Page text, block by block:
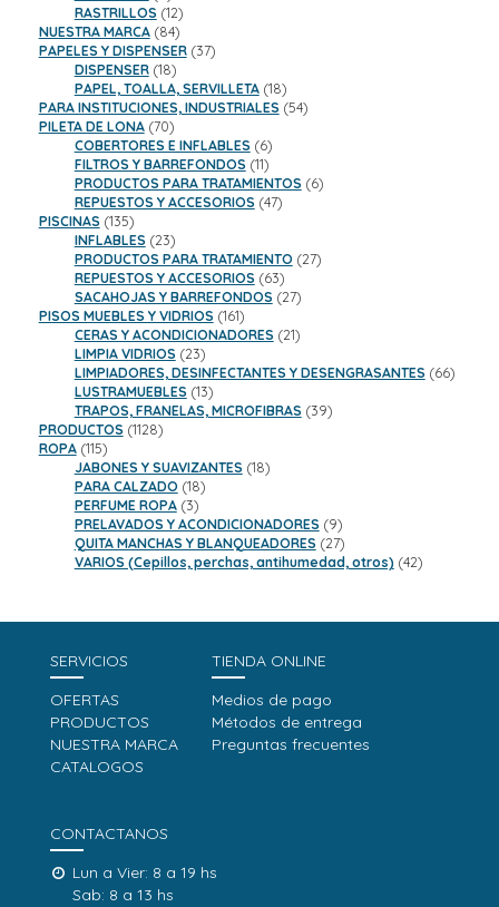
productos
RASTRILLOS 1212
productos
NUESTRA MARCA 8484
productos
PAPELES Y DISPENSER 3737
DISPENSER 1818
productos
PAPEL, TOALLA, SERVILLETA 1818
productos
PARA INSTITUCIONES, INDUSTRIALES 5454
PILETA DE LONA 7070
productos
COBERTORES E INFLABLES 66
productos
FILTROS Y BARREFONDOS 1111
productos
PRODUCTOS PARA TRATAMIENTOS 66
REPUESTOS Y ACCESORIOS 4747
PISCINAS 135135
productos
INFLABLES 2323
productos
PRODUCTOS PARA TRATAMIENTO 2727
REPUESTOS Y ACCESORIOS 6363
productos
SACAHOJAS Y BARREFONDOS 2727
PISOS MUEBLES Y VIDRIOS 161161
productos
CERAS Y ACONDICIONADORES 2121
LIMPIA VIDRIOS 2323
productos
LIMPIADORES, DESINFECTANTES Y DESENGRASANTES 6666
LUSTRAMUEBLES 1313
productos
TRAPOS, FRANELAS, MICROFIBRAS 3939
PRODUCTOS 11281128
ROPA 115115
productos
JABONES Y SUAVIZANTES 1818
PARA CALZADO 1818
PERFUME ROPA 33
productos
PRELAVADOS Y ACONDICIONADORES 99
productos
QUITA MANCHAS Y BLANQUEADORES 2727
productos
VARIOS (Cepillos, perchas, antihumedad, otros) 4242
SERVICIOS
OFERTAS
PRODUCTOS
NUESTRA MARCA
CATALOGOS
TIENDA ONLINE
Medios de pago
Métodos de entrega
Preguntas frecuentes
CONTACTANOS
Lun a Vier: 8 a 19 hs
Sab: 8 a 13 hs